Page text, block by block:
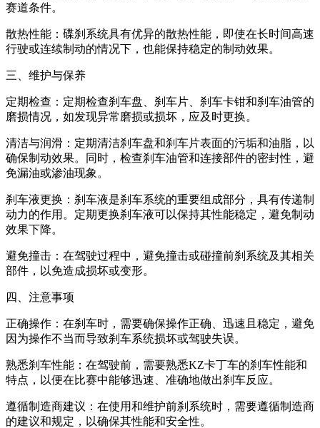
赛道条件。
散热性能：碟刹系统具有优异的散热性能，即使在长时间高速
行驶或连续制动的情况下，也能保持稳定的制动效果。
三、维护与保养
定期检查：定期检查刹车盘、刹车片、刹车卡钳和刹车油管的
磨损情况，如发现异常磨损或损坏，应及时更换。
清洁与润滑：定期清洁刹车盘和刹车片表面的污垢和油脂，以
确保制动效果。同时，检查刹车油管和连接部件的密封性，避
免漏油或渗油现象。
刹车液更换：刹车液是刹车系统的重要组成部分，具有传递制
动力的作用。定期更换刹车液可以保持其性能稳定，避免制动
效果下降。
避免撞击：在驾驶过程中，避免撞击或碰撞前刹系统及其相关
部件，以免造成损坏或变形。
四、注意事项
正确操作：在刹车时，需要确保操作正确、迅速且稳定，避免
因为操作不当而导致刹车系统损坏或驾驶失误。
熟悉刹车性能：在驾驶前，需要熟悉KZ卡丁车的刹车性能和
特点，以便在比赛中能够迅速、准确地做出刹车反应。
遵循制造商建议：在使用和维护前刹系统时，需要遵循制造商
的建议和规定，以确保其性能和安全性。